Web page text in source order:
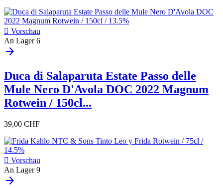
 Vorschau
An Lager 6
arrow_forward
Duca di Salaparuta Estate Passo delle
Mule Nero D'Avola DOC 2022 Magnum
Rotwein / 150cl...
39,00 CHF
 Vorschau
An Lager 9
arrow_forward